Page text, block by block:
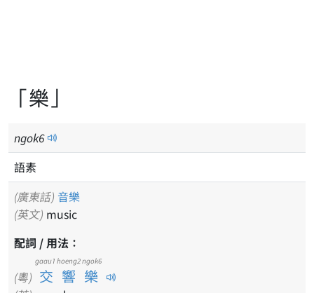
「樂」
ngok6
語素
(廣東話) 音樂
(英文) music
配詞 / 用法：
(粵) 交響樂
gaau1 hoeng2 ngok6